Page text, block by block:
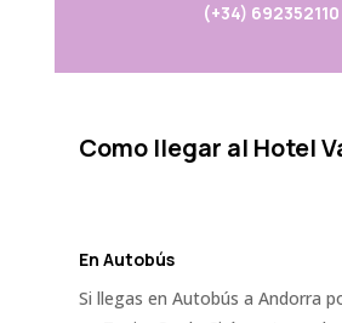
(+34) 692352110
Como llegar al Hotel
En Autobús
Si llegas en Autobús a Andorra